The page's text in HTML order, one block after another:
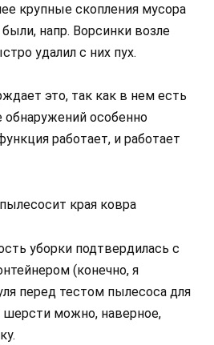
крупные скопления мусора
напр. Ворсинки возле
удалил с них пух.
это, так как в нем есть
особенно
работает, и работает
уборки подтвердилась с
(конечно, я
перед тестом пылесоса для
шерсти можно, наверное,